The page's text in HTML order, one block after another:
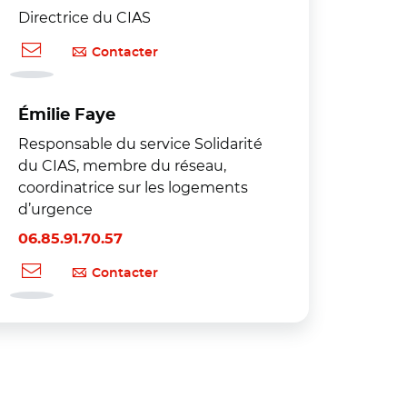
Directrice du CIAS
Contacter
Émilie Faye
Responsable du service Solidarité
du CIAS, membre du réseau,
coordinatrice sur les logements
d’urgence
06.85.91.70.57
Contacter